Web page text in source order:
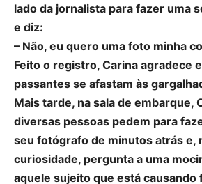
lado da jornalista para fazer uma
e diz:
– Não, eu quero uma foto minha
Feito o registro, Carina agradece
passantes se afastam às
Mais tarde, na sala de embarque,
diversas pessoas pedem para
seu fotógrafo de minutos atrás e,
curiosidade, pergunta a uma
aquele sujeito que está causando